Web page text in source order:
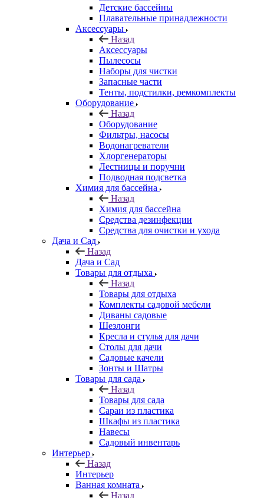
Детские бассейны
Плавательные принадлежности
Аксессуары
Назад
Аксессуары
Пылесосы
Наборы для чистки
Запасные части
Тенты, подстилки, ремкомплекты
Оборудование
Назад
Оборудование
Фильтры, насосы
Водонагреватели
Хлоргенераторы
Лестницы и поручни
Подводная подсветка
Химия для бассейна
Назад
Химия для бассейна
Средства дезинфекции
Средства для очистки и ухода
Дача и Сад
Назад
Дача и Сад
Товары для отдыха
Назад
Товары для отдыха
Комплекты садовой мебели
Диваны садовые
Шезлонги
Кресла и стулья для дачи
Столы для дачи
Садовые качели
Зонты и Шатры
Товары для сада
Назад
Товары для сада
Сараи из пластика
Шкафы из пластика
Навесы
Садовый инвентарь
Интерьер
Назад
Интерьер
Ванная комната
Назад